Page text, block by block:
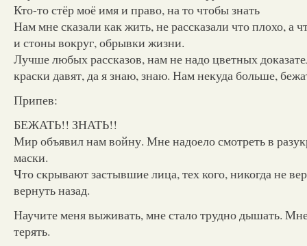
Кто-то стёр моё имя и право, на то чтобы знать
Нам мне сказали как жить, не рассказали что плохо, а
и стоны вокруг, обрывки жизни.
Лучше любых рассказов, нам не надо цветных
краски давят, да я знаю, знаю. Нам некуда больше,
Припев:
БЕЖАТЬ!! ЗНАТЬ!!
Мир объявил нам войну. Мне надоело смотреть в
маски.
Что скрывают застывшие лица, тех кого, никогда не
вернуть назад.
Научите меня выживать, мне стало трудно дышать.
терять.